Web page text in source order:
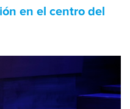
en el centro del